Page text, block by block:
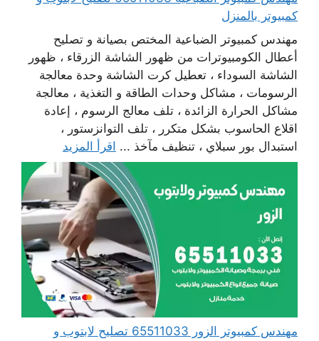
كمبيوتر بالمنزل
مهندس كمبيوتر الضباعية المختص بصيانة و تصليح
أعطال الكومبيوترات من ظهور الشاشة الزرقاء ، ظهور
الشاشة السوداء ، تعطيل كرت الشاشة وحدة معالجة
الرسومات ، مشاكل وحدات الطاقة و التغذية ، معالجة
مشاكل الحرارة الزائدة ، تلف معالج الرسوم ، إعادة
اقلاع الحاسوب بشكل متكرر ، تلف التوانزستور ،
استبدال بور سبلاي ، تنظيف مآخذ ... اقرأ المزيد
مهندس كمبيوتر الزور 65511033 تصليح لابتوب و